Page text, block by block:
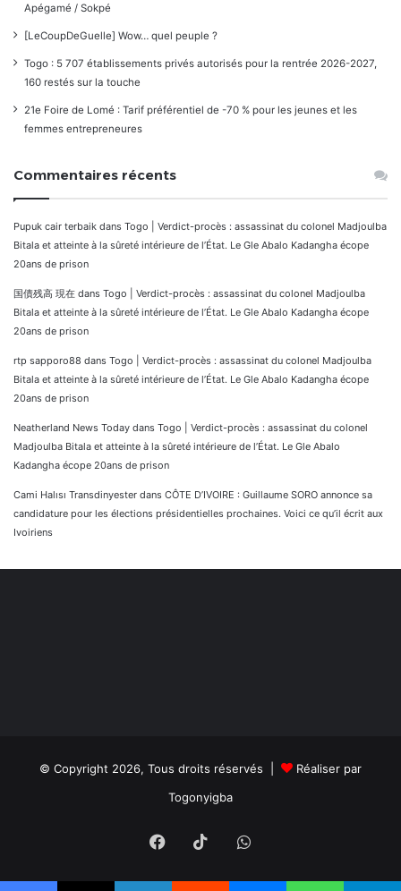
Apégamé / Sokpé
[LeCoupDeGuelle] Wow… quel peuple ?
Togo : 5 707 établissements privés autorisés pour la rentrée 2026-2027,
160 restés sur la touche
21e Foire de Lomé : Tarif préférentiel de -70 % pour les jeunes et les
femmes entrepreneures
Commentaires récents
Pupuk cair terbaik dans Togo | Verdict-procès : assassinat du colonel Madjoulba
Bitala et atteinte à la sûreté intérieure de l’État. Le Gle Abalo Kadangha écope
20ans de prison
国債残高 現在 dans Togo | Verdict-procès : assassinat du colonel Madjoulba
Bitala et atteinte à la sûreté intérieure de l’État. Le Gle Abalo Kadangha écope
20ans de prison
rtp sapporo88 dans Togo | Verdict-procès : assassinat du colonel Madjoulba
Bitala et atteinte à la sûreté intérieure de l’État. Le Gle Abalo Kadangha écope
20ans de prison
Neatherland News Today dans Togo | Verdict-procès : assassinat du colonel
Madjoulba Bitala et atteinte à la sûreté intérieure de l’État. Le Gle Abalo
Kadangha écope 20ans de prison
Cami Halısı Transdinyester dans CÔTE D’IVOIRE : Guillaume SORO annonce sa
candidature pour les élections présidentielles prochaines. Voici ce qu’il écrit aux
Ivoiriens
© Copyright 2026, Tous droits réservés |
Réaliser par
Togonyigba
Facebook
TikTokWhatsApp